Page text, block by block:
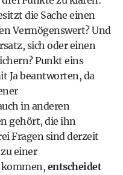
die Sache einen
Vermögenswert? Und
sich oder einen
Punkt eins
Ja beantworten, da
in anderen
gehört, die ihn
Fragen sind derzeit
einer
entscheidet